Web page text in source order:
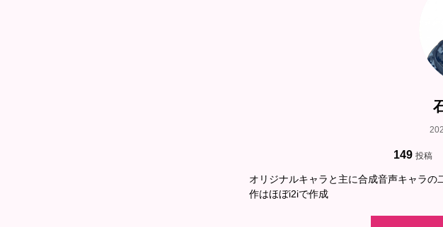
149 投稿
オリジナルキャラと主に合成音声キャラ
作はほぼi2iで作成